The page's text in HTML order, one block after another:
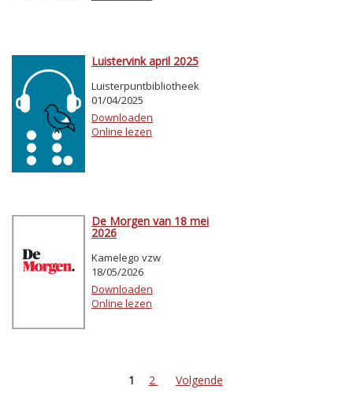
Luistervink april 2025
Luisterpuntbibliotheek
01/04/2025
Downloaden
Online lezen
De Morgen van 18 mei
2026
Kamelego vzw
18/05/2026
Downloaden
Online lezen
1 2 Volgende